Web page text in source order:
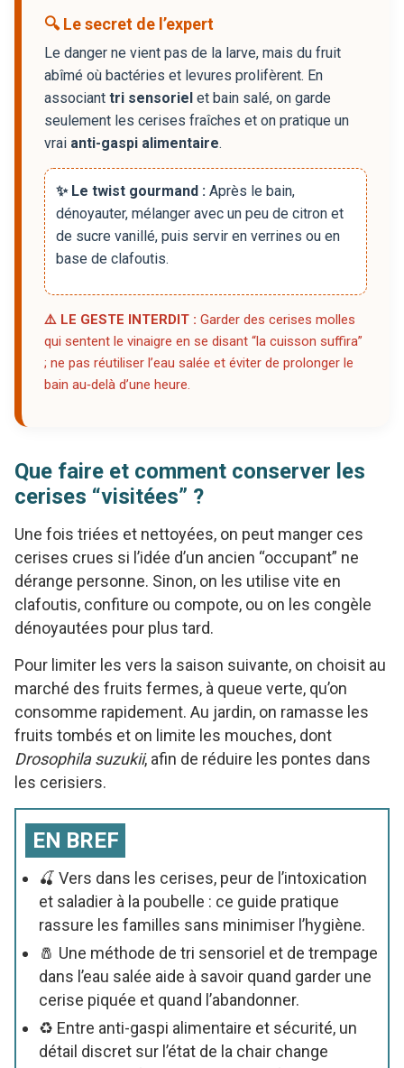
🔍 Le secret de l’expert
Le danger ne vient pas de la larve, mais du fruit
abîmé où bactéries et levures prolifèrent. En
associant tri sensoriel et bain salé, on garde
seulement les cerises fraîches et on pratique un
vrai anti-gaspi alimentaire.
✨ Le twist gourmand : Après le bain,
dénoyauter, mélanger avec un peu de citron et
de sucre vanillé, puis servir en verrines ou en
base de clafoutis.
⚠️ LE GESTE INTERDIT : Garder des cerises molles
qui sentent le vinaigre en se disant “la cuisson suffira”
; ne pas réutiliser l’eau salée et éviter de prolonger le
bain au‑delà d’une heure.
Que faire et comment conserver les
cerises “visitées” ?
Une fois triées et nettoyées, on peut manger ces
cerises crues si l’idée d’un ancien “occupant” ne
dérange personne. Sinon, on les utilise vite en
clafoutis, confiture ou compote, ou on les congèle
dénoyautées pour plus tard.
Pour limiter les vers la saison suivante, on choisit au
marché des fruits fermes, à queue verte, qu’on
consomme rapidement. Au jardin, on ramasse les
fruits tombés et on limite les mouches, dont
Drosophila suzukii, afin de réduire les pontes dans
les cerisiers.
EN BREF
🍒 Vers dans les cerises, peur de l’intoxication
et saladier à la poubelle : ce guide pratique
rassure les familles sans minimiser l’hygiène.
🧂 Une méthode de tri sensoriel et de trempage
dans l’eau salée aide à savoir quand garder une
cerise piquée et quand l’abandonner.
♻️ Entre anti-gaspi alimentaire et sécurité, un
détail discret sur l’état de la chair change